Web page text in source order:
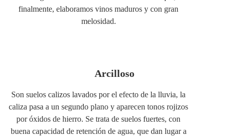
finalmente, elaboramos vinos maduros y con gran
melosidad.
Arcilloso
Son suelos calizos lavados por el efecto de la lluvia, la
caliza pasa a un segundo plano y aparecen tonos rojizos
por óxidos de hierro. Se trata de suelos fuertes, con
buena capacidad de retención de agua, que dan lugar a